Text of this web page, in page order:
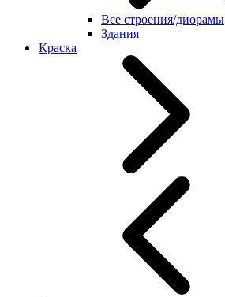
Все строения/диорамы
Здания
Краска